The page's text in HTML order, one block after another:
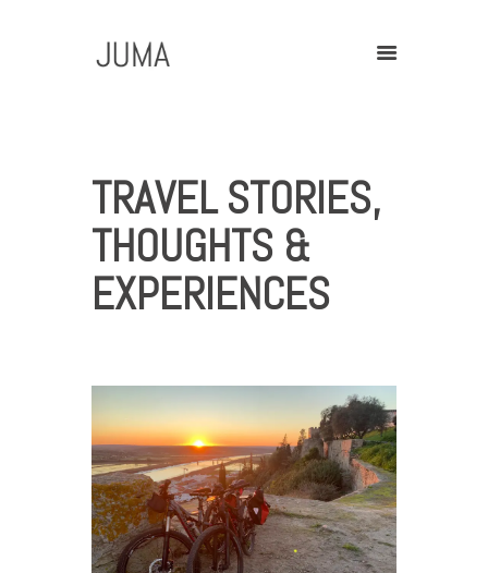
Contact
TRAVEL STORIES,
THOUGHTS &
EXPERIENCES